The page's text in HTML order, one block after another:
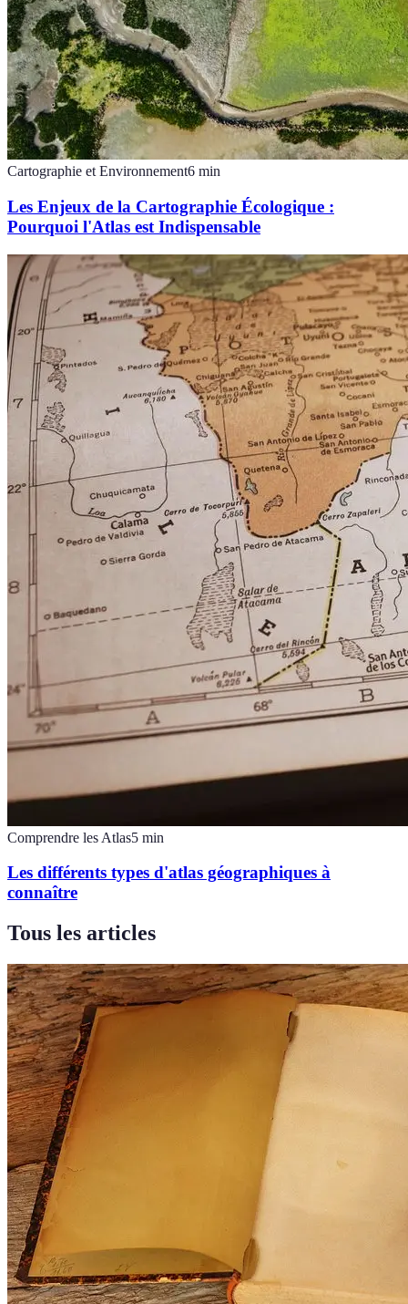
Cartographie et Environnement6 min
Les Enjeux de la Cartographie Écologique :
Pourquoi l'Atlas est Indispensable
Comprendre les Atlas5 min
Les différents types d'atlas géographiques à
connaître
Tous les articles